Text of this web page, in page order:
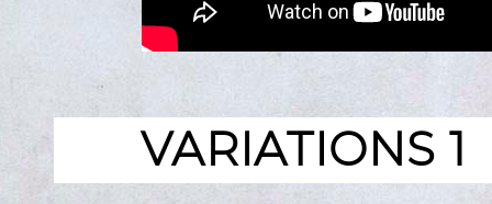
VARIATIONS 1